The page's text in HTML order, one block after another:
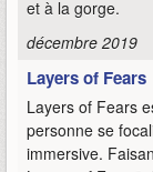
et à la gorge.
décembre 2019
Layers of Fears
Layers of Fears
personne se
immersive.